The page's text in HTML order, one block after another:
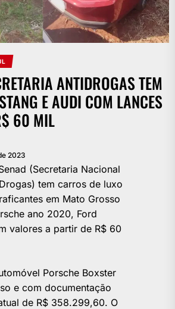
ANTIDROGAS TEM
E AUDI COM LANCES
60 MIL
2023
(Secretaria Nacional
tem carros de luxo
em Mato Grosso
ano 2020, Ford
valores a partir de R$ 60
Porsche Boxster
e com documentação
de R$ 358.299,60. O